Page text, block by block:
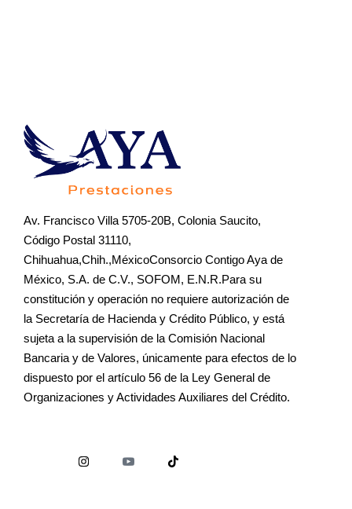
Av. Francisco Villa 5705-20B, Colonia Saucito,
Código Postal 31110,
Chihuahua,Chih.,MéxicoConsorcio Contigo Aya de
México, S.A. de C.V., SOFOM, E.N.R.Para su
constitución y operación no requiere autorización de
la Secretaría de Hacienda y Crédito Público, y está
sujeta a la supervisión de la Comisión Nacional
Bancaria y de Valores, únicamente para efectos de lo
dispuesto por el artículo 56 de la Ley General de
Organizaciones y Actividades Auxiliares del Crédito.